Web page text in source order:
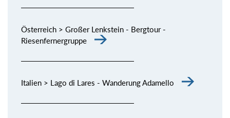
Österreich > Großer Lenkstein - Bergtour -
Riesenfernergruppe
Italien > Lago di Lares - Wanderung Adamello